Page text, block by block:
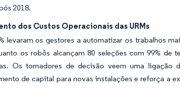
2018.
dos Custos Operacionais das URMs
levaram os gestores a automatizar os trabalhos
os robôs alcançam 80 seleções com 99% de
Os tomadores de decisão veem uma ligação
de capital para novas instalações e reforça a